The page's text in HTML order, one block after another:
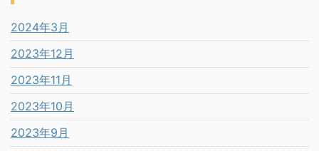
2024年3月
2023年12月
2023年11月
2023年10月
2023年9月